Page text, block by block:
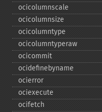
ocicolumnscale
ocicolumnsize
ocicolumntype
ocicolumntyperaw
ocicommit
ocidefinebyname
ocierror
ociexecute
ocifetch